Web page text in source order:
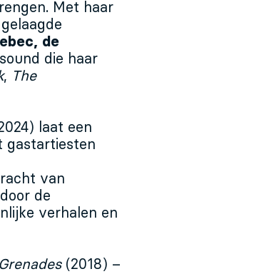
Met haar
de
die haar
, The
laat een
gastartiesten
van
de
verhalen en
Grenades(2018) –